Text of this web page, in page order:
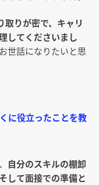
りが密で、キャリ
してくださいまし
世話になりたいと思
に役立ったことを教
自分のスキルの棚卸
して面接での準備と